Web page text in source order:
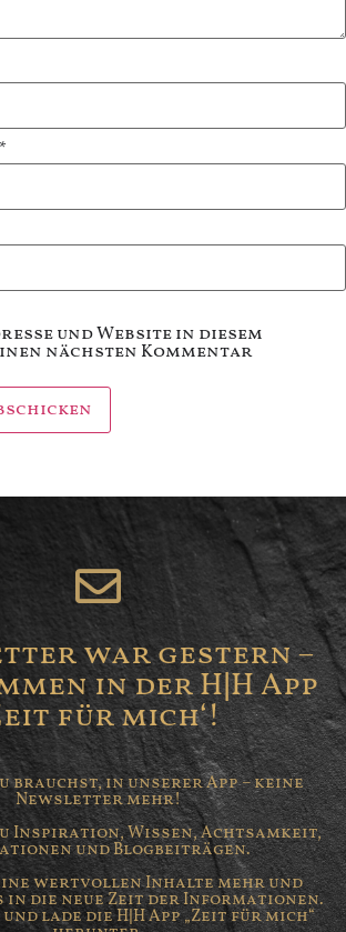
*
und Website in diesem
nächsten Kommentar
war gestern –
in der H|H App
für mich‘!
brauchst, in unserer App – keine
Newsletter mehr!
Inspiration, Wissen, Achtsamkeit,
und Blogbeiträgen.
wertvollen Inhalte mehr und
die neue Zeit der Informationen.
lade die H|H App „Zeit für mich“